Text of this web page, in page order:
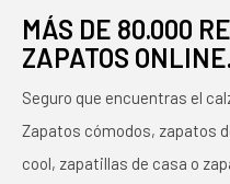
MÁS DE 80.000
ZAPATOS ONLINE.
Seguro que encuentras el
Zapatos cómodos, zapatos
cool, zapatillas de casa o